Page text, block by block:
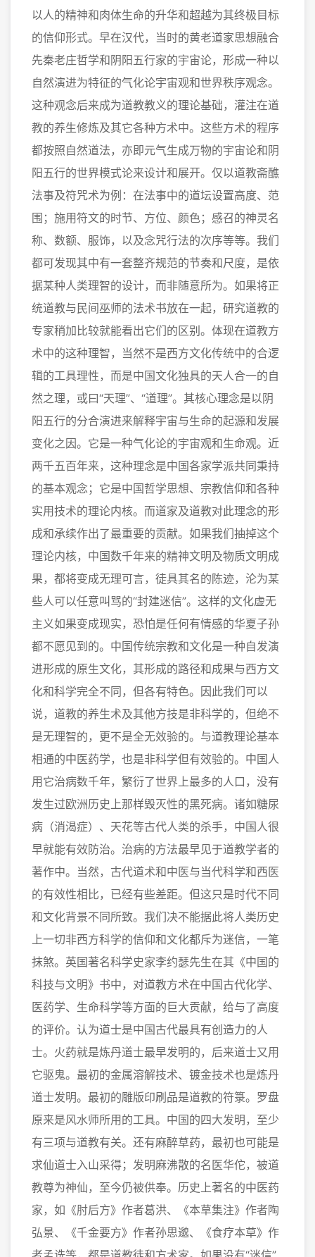
以人的精神和肉体生命的升华和超越为其终极目标
的信仰形式。早在汉代，当时的黄老道家思想融合
先秦老庄哲学和阴阳五行家的宇宙论，形成一种以
自然演进为特征的气化论宇宙观和世界秩序观念。
这种观念后来成为道教教义的理论基础，灌注在道
教的养生修炼及其它各种方术中。这些方术的程序
都按照自然道法，亦即元气生成万物的宇宙论和阴
阳五行的世界模式论来设计和展开。仅以道教斋醮
法事及符咒术为例：在法事中的道坛设置高度、范
围；施用符文的时节、方位、颜色；感召的神灵名
称、数额、服饰，以及念咒行法的次序等等。我们
都可发现其中有一套整齐规范的节奏和尺度，是依
据某种人类理智的设计，而非随意所为。如果将正
统道教与民间巫师的法术书放在一起，研究道教的
专家稍加比较就能看出它们的区别。体现在道教方
术中的这种理智，当然不是西方文化传统中的合逻
辑的工具理性，而是中国文化独具的天人合一的自
然之理，或曰“天理”、“道理”。其核心理念是以阴
阳五行的分合演进来解释宇宙与生命的起源和发展
变化之因。它是一种气化论的宇宙观和生命观。近
两千五百年来，这种理念是中国各家学派共同秉持
的基本观念；它是中国哲学思想、宗教信仰和各种
实用技术的理论内核。而道家及道教对此理念的形
成和承续作出了最重要的贡献。如果我们抽掉这个
理论内核，中国数千年来的精神文明及物质文明成
果，都将变成无理可言，徒具其名的陈迹，沦为某
些人可以任意叫骂的“封建迷信”。这样的文化虚无
主义如果变成现实，恐怕是任何有情感的华夏子孙
都不愿见到的。中国传统宗教和文化是一种自发演
进形成的原生文化，其形成的路径和成果与西方文
化和科学完全不同，但各有特色。因此我们可以
说，道教的养生术及其他方技是非科学的，但绝不
是无理智的，更不是全无效验的。与道教理论基本
相通的中医药学，也是非科学但有效验的。中国人
用它治病数千年，繁衍了世界上最多的人口，没有
发生过欧洲历史上那样毁灭性的黑死病。诸如糖尿
病（消渴症）、天花等古代人类的杀手，中国人很
早就能有效防治。治病的方法最早见于道教学者的
著作中。当然，古代道术和中医与当代科学和西医
的有效性相比，已经有些差距。但这只是时代不同
和文化背景不同所致。我们决不能据此将人类历史
上一切非西方科学的信仰和文化都斥为迷信，一笔
抹煞。英国著名科学史家李约瑟先生在其《中国的
科技与文明》书中，对道教方术在中国古代化学、
医药学、生命科学等方面的巨大贡献，给与了高度
的评价。认为道士是中国古代最具有创造力的人
士。火药就是炼丹道士最早发明的，后来道士又用
它驱鬼。最初的金属溶解技术、镀金技术也是炼丹
道士发明。最初的雕版印刷品是道教的符箓。罗盘
原来是风水师所用的工具。中国的四大发明，至少
有三项与道教有关。还有麻醉草药，最初也可能是
求仙道士入山采得；发明麻沸散的名医华佗，被道
教尊为神仙，至今仍被供奉。历史上著名的中医药
家，如《肘后方》作者葛洪、《本草集注》作者陶
弘景、《千金要方》作者孙思邈、《食疗本草》作